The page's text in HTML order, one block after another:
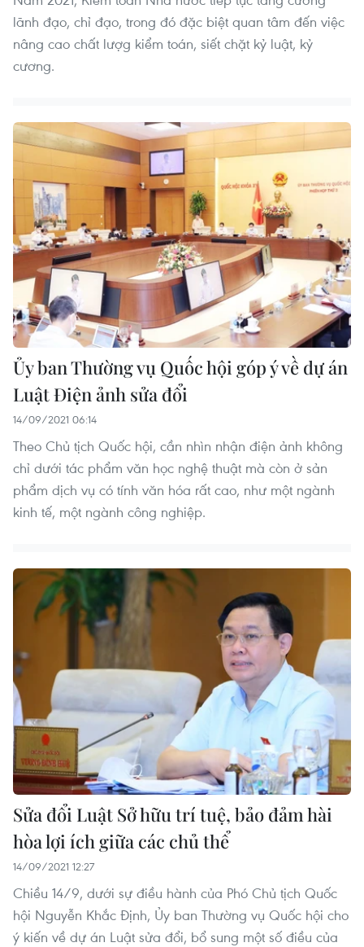
lãnh đạo, chỉ đạo, trong đó đặc biệt quan tâm đến việc
nâng cao chất lượg kiểm toán, siết chặt kỷ luật, kỷ
cương.
Ủy ban Thường vụ Quốc hội góp ý về dự án
Luật Điện ảnh sửa đổi
14/09/2021 06:14
Theo Chủ tịch Quốc hội, cần nhìn nhận điện ảnh không
chỉ dưới tác phẩm văn học nghệ thuật mà còn ở sản
phẩm dịch vụ có tính văn hóa rất cao, như một ngành
kinh tế, một ngành công nghiệp.
Sửa đổi Luật Sở hữu trí tuệ, bảo đảm hài
hòa lợi ích giữa các chủ thể
14/09/2021 12:27
Chiều 14/9, dưới sự điều hành của Phó Chủ tịch Quốc
hội Nguyễn Khắc Định, Ủy ban Thường vụ Quốc hội cho
ý kiến về dự án Luật sửa đổi, bổ sung một số điều của